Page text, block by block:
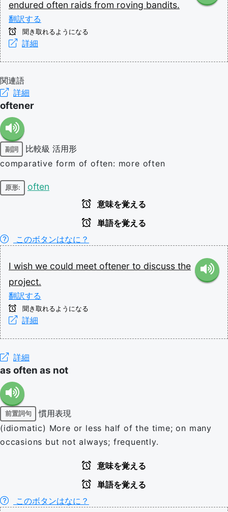
endured often raids from roving bandits.
翻訳する
聞き取れるようになる
詳細
関連語
詳細
oftener
副詞 比較級 活用形
comparative form of often: more often
原形: often
意味を覚える
単語を覚える
このボタンはなに？
I wish we could meet oftener to discuss the
project.
翻訳する
聞き取れるようになる
詳細
詳細
as often as not
前置詞句
慣用表現
(idiomatic) More or less half of the time; on many
occasions but not always; frequently.
意味を覚える
単語を覚える
このボタンはなに？